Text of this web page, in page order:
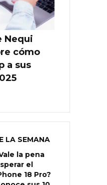
Nequi
cómo
a sus
LA SEMANA
la pena
el
18 Pro?